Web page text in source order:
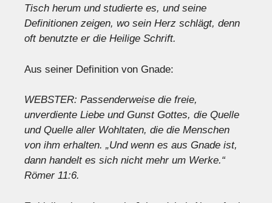
Tisch herum und studierte es, und seine
Definitionen zeigen, wo sein Herz schlägt, denn
oft benutzte er die Heilige Schrift.
Aus seiner Definition von Gnade:
WEBSTER: Passenderweise die freie,
unverdiente Liebe und Gunst Gottes, die Quelle
und Quelle aller Wohltaten, die die Menschen
von ihm erhalten. „Und wenn es aus Gnade ist,
dann handelt es sich nicht mehr um Werke.“
Römer 11:6.